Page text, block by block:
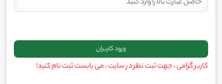
کاربر گرامی ، جهت ثبت نظر در سایت ، می بایست ثبت نام کنید!